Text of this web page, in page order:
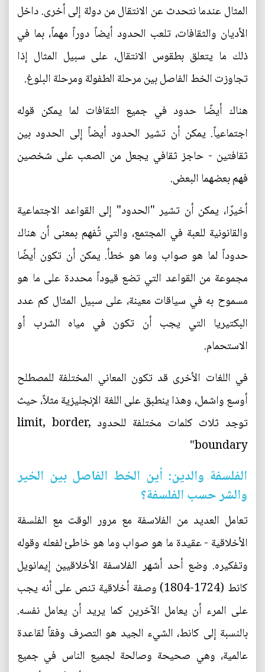
المثال عندما نتحدث عن الانتقال من دولة إلى أخرى. داخل
الأديان والثقافات، تلعب الحدود أيضاً دوراً مهماً، بما في
ذلك ما يتعلق بطقوس الانتقال، على سبيل المثال إذا
تجاوزت الخط الفاصل بين مرحلة الطفولة ومرحلة البلوغ.
هناك أيضًا حدود في جميع الثقافات لما يمكن قوله
اجتماعياً. يمكن أن تشير الحدود أيضاً إلى الحدود بين
ثقافتين - حاجز ثقافي يجعل من الصعب على شخصين
فهم بعضهما البعض.
أخيرًا، يمكن أن تشير "الحدود" إلى القواعد الاجتماعية
والقانونية للعبة في المجتمع، والتي تُفهم بمعنى أن هناك
حدوداً لما هو صواب وما هو خطأ. يمكن أن تكون أيضًا
مجموعة من القواعد التي تضع قيوداً محددة على ما هو
مسموح به في سياقات معينة، على سبيل المثال كم عدد
البكتيريا التي يجب أن تكون في مياه الشرب أو
الاستحمام.
في اللغات الأخرى قد تكون المعاني المختلفة للمصطلح
أوسع واشمل، وهذا ينطبق على اللغة الإنجليزية مثلاً، حيث
توجد ثلاث كلمات مختلفة للحدود limit, border,
boundary"
الفلسفة والدين: أين الخط الفاصل بين الخير
والشر حسب الفلسفة؟
تعامل العديد من الفلاسفة مع مرور الوقت مع الفلسفة
الأخلاقية - عقيدة ما هو صواب وما هو خاطئ لفعله وقوله
وتفكيره. وضع أحد أشهر الفلاسفة الأخلاقيين إيمانويل
كانط (1724-1804) وصفة أخلاقية تنص على أنه يجب
على المرء أن يعامل الآخرين كما يريد أن يعامل نفسه.
بالنسبة إلى كانط، الشيء الجيد هو التصرف وفقاً لقاعدة
عالمية، وهي صحيحة وصالحة لجميع الناس في جميع